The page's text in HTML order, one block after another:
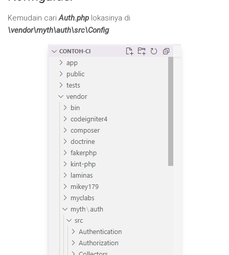
Kemudain cariAuth.php lokasinya di
\vendor\myth\auth\src\Config